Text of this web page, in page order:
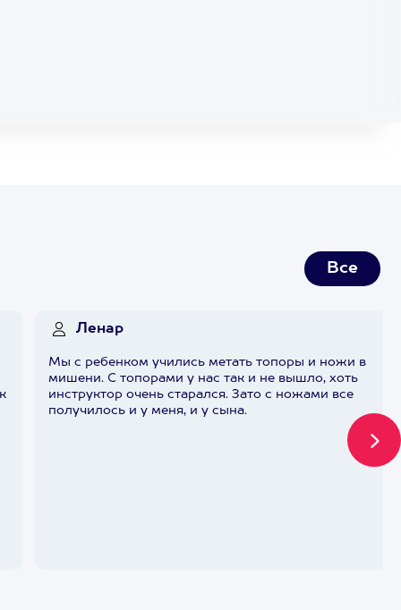
Все
Ленар
Мы с ребенком учились метать топоры и ножи в
мишени. С топорами у нас так и не вышло, хоть
инструктор очень старался. Зато с ножами все
получилось и у меня, и у сына.